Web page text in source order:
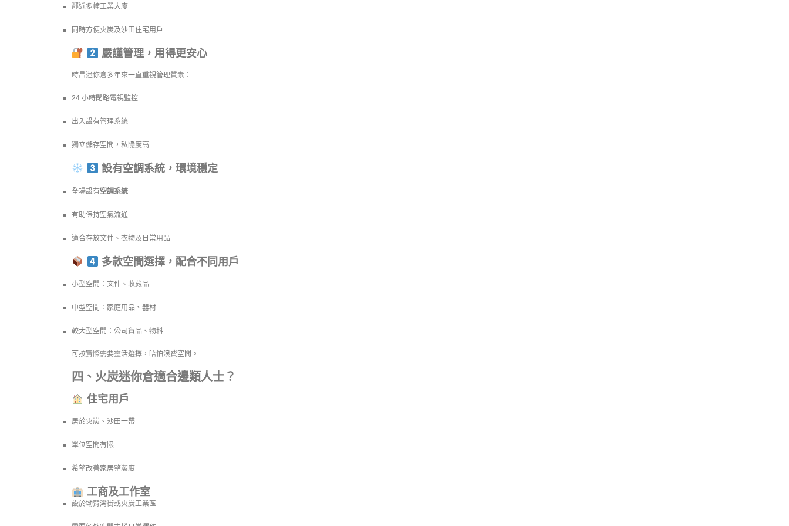
鄰近多幢工業大廈
同時方便火炭及沙田住宅用戶
嚴謹管理，用得更安心
時昌迷你倉多年來一直重視管理質素：
24 小時閉路電視監控
出入設有管理系統
獨立儲存空間，私隱度高
設有空調系統，環境穩定
全場設有空調系統
有助保持空氣流通
適合存放文件、衣物及日常用品
多款空間選擇，配合不同用戶
小型空間：文件、收藏品
中型空間：家庭用品、器材
較大型空間：公司貨品、物料
可按實際需要靈活選擇，唔怕浪費空間。
四、火炭迷你倉適合邊類人士？
住宅用戶
居於火炭、沙田一帶
單位空間有限
希望改善家居整潔度
工商及工作室
設於坳背灣街或火炭工業區